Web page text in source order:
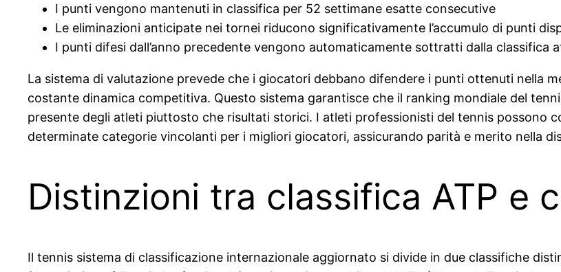
I punti vengono mantenuti in classifica per 52 settimane esatte consecutive
Le eliminazioni anticipate nei tornei riducono significativamente l’accumulo di punti
I punti difesi dall’anno precedente vengono automaticamente sottratti dalla classifica
La sistema di valutazione prevede che i giocatori debbano difendere i punti ottenuti nella
costante dinamica competitiva. Questo sistema garantisce che il ranking mondiale del
presente degli atleti piuttosto che risultati storici. I atleti professionisti del tennis possono
determinate categorie vincolanti per i migliori giocatori, assicurando parità e merito nella
Distinzioni tra classifica ATP e
Il tennis sistema di classificazione internazionale aggiornato si divide in due classifiche